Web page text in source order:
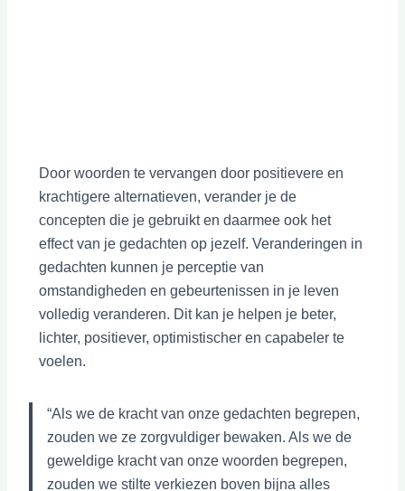
Door woorden te vervangen door positievere en
krachtigere alternatieven, verander je de
concepten die je gebruikt en daarmee ook het
effect van je gedachten op jezelf. Veranderingen in
gedachten kunnen je perceptie van
omstandigheden en gebeurtenissen in je leven
volledig veranderen. Dit kan je helpen je beter,
lichter, positiever, optimistischer en capabeler te
voelen.
“Als we de kracht van onze gedachten begrepen,
zouden we ze zorgvuldiger bewaken. Als we de
geweldige kracht van onze woorden begrepen,
zouden we stilte verkiezen boven bijna alles